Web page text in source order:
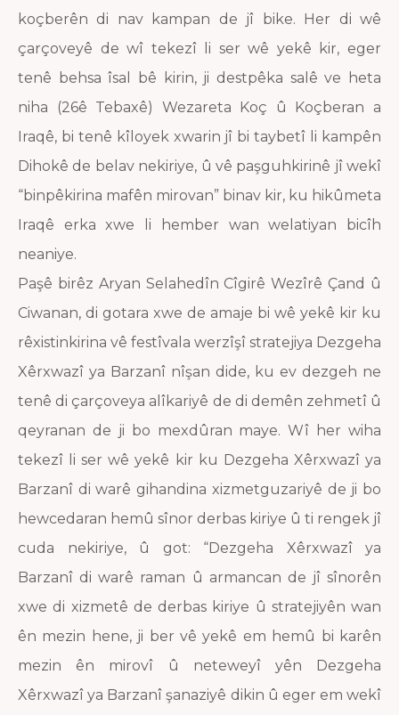
koçberên di nav kampan de jî bike. Her di wê
çarçoveyê de wî tekezî li ser wê yekê kir, eger
tenê behsa îsal bê kirin, ji destpêka salê ve heta
niha (26ê Tebaxê) Wezareta Koç û Koçberan a
Iraqê, bi tenê kîloyek xwarin jî bi taybetî li kampên
Dihokê de belav nekiriye, û vê paşguhkirinê jî wekî
“binpêkirina mafên mirovan” binav kir, ku hikûmeta
Iraqê erka xwe li hember wan welatiyan bicîh
neaniye.
Paşê birêz Aryan Selahedîn Cîgirê Wezîrê Çand û
Ciwanan, di gotara xwe de amaje bi wê yekê kir ku
rêxistinkirina vê festîvala werzîşî stratejiya Dezgeha
Xêrxwazî ya Barzanî nîşan dide, ku ev dezgeh ne
tenê di çarçoveya alîkariyê de di demên zehmetî û
qeyranan de ji bo mexdûran maye. Wî her wiha
tekezî li ser wê yekê kir ku Dezgeha Xêrxwazî ya
Barzanî di warê gihandina xizmetguzariyê de ji bo
hewcedaran hemû sînor derbas kiriye û ti rengek jî
cuda nekiriye, û got: “Dezgeha Xêrxwazî ya
Barzanî di warê raman û armancan de jî sînorên
xwe di xizmetê de derbas kiriye û stratejiyên wan
ên mezin hene, ji ber vê yekê em hemû bi karên
mezin ên mirovî û neteweyî yên Dezgeha
Xêrxwazî ya Barzanî şanaziyê dikin û eger em wekî